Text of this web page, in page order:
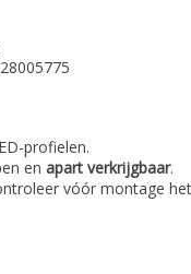
profielen.
en apart verkrijgbaar.
vóór montage